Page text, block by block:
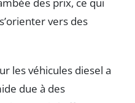
des prix, ce qui
vers des
les véhicules diesel a
due à des